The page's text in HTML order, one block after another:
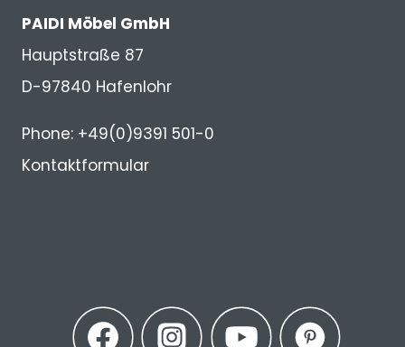
PAIDI Möbel GmbH
Hauptstraße 87
D-97840 Hafenlohr
Phone: +49(0)9391 501-0
Kontaktformular